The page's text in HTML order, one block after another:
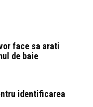
face sa arati
de baie
identificarea